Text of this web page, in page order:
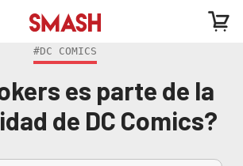
#DC COMICS
es parte de la
de DC Comics?